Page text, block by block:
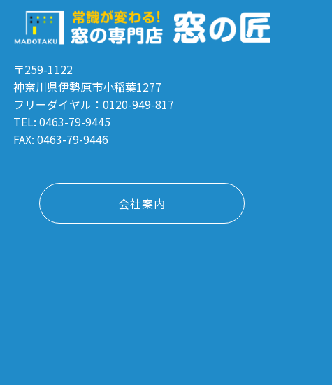
〒259-1122
神奈川県伊勢原市小稲葉1277
フリーダイヤル：0120-949-817
TEL: 0463-79-9445
FAX: 0463-79-9446
会社案内